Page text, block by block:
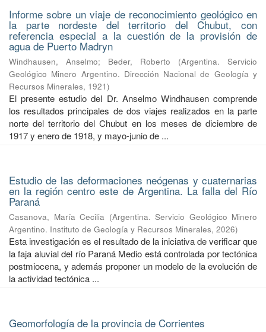
Informe sobre un viaje de reconocimiento geológico en
la parte nordeste del territorio del Chubut, con
referencia especial a la cuestión de la provisión de
agua de Puerto Madryn
Windhausen, Anselmo; Beder, Roberto (Argentina. Servicio
Geológico Minero Argentino. Dirección Nacional de Geología y
Recursos Minerales, 1921)
El presente estudio del Dr. Anselmo Windhausen comprende
los resultados principales de dos viajes realizados en la parte
norte del territorio del Chubut en los meses de diciembre de
1917 y enero de 1918, y mayo-junio de ...
Estudio de las deformaciones neógenas y cuaternarias
en la región centro este de Argentina. La falla del Río
Paraná
Casanova, María Cecilia (Argentina. Servicio Geológico Minero
Argentino. Instituto de Geología y Recursos Minerales, 2026)
Esta investigación es el resultado de la iniciativa de verificar que
la faja aluvial del río Paraná Medio está controlada por tectónica
postmiocena, y además proponer un modelo de la evolución de
la actividad tectónica ...
Geomorfología de la provincia de Corrientes